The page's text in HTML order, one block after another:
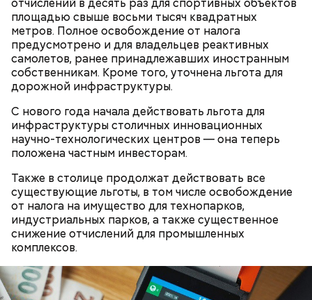
отчислений в десять раз для спортивных объектов
площадью свыше восьми тысяч квадратных
метров. Полное освобождение от налога
предусмотрено и для владельцев реактивных
самолетов, ранее принадлежавших иностранным
собственникам. Кроме того, уточнена льгота для
дорожной инфраструктуры.
С нового года начала действовать льгота для
инфраструктуры столичных инновационных
научно-технологических центров — она теперь
положена частным инвесторам.
Также в столице продолжат действовать все
существующие льготы, в том числе освобождение
от налога на имущество для технопарков,
индустриальных парков, а также существенное
снижение отчислений для промышленных
комплексов.
— Бояться шаровых молний не надо, важно
сохранять спокойствие. Обычная молния — это
серьезно, особенно если находитесь в воде, около
высоких зданий и предметов, около деревьев, —
отметил ученый.
Макеев ежегодно встречается с коллегами по
словам, «старая дружба не ржавеет». При встречах
ликвидаторы в основном разговаривают о личном,
о том, как дела, что нового произошло за год.